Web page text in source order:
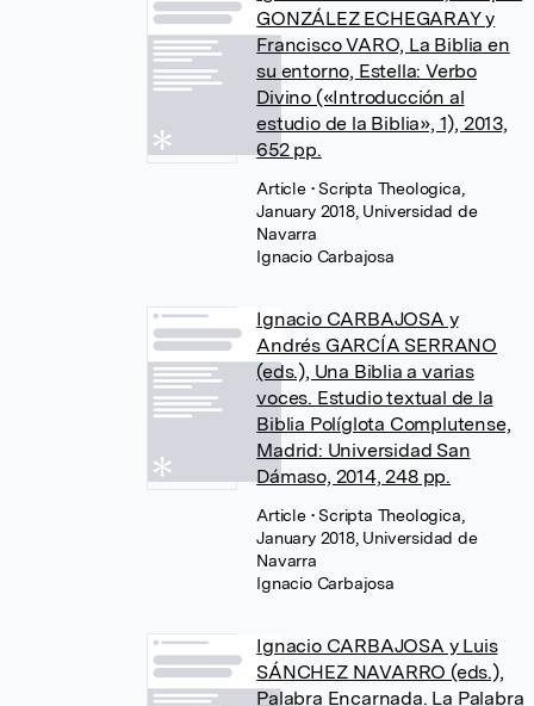
GONZÁLEZ ECHEGARAY y
Francisco VARO, La Biblia en
su entorno, Estella: Verbo
Divino («Introducción al
estudio de la Biblia», 1), 2013,
652 pp.
Article • Scripta Theologica,
January 2018, Universidad de
Navarra
Ignacio Carbajosa
Ignacio CARBAJOSA y
Andrés GARCÍA SERRANO
(eds.), Una Biblia a varias
voces. Estudio textual de la
Biblia Políglota Complutense,
Madrid: Universidad San
Dámaso, 2014, 248 pp.
Article • Scripta Theologica,
January 2018, Universidad de
Navarra
Ignacio Carbajosa
Ignacio CARBAJOSA y Luis
SÁNCHEZ NAVARRO (eds.),
Palabra Encarnada. La Palabra